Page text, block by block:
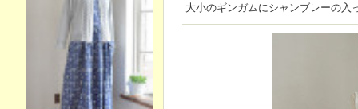
大小のギンガムにシャンブレーの入